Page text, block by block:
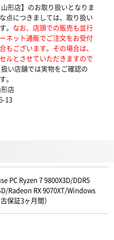
形店】のお取り扱いとなりま
点につきましては、取り扱い
。 なお、店頭での販売も並行
ネット通販でご注文をお受付
もございます。その場合は、
ルとさせていただきますので
い店舗では実物をご確認の
。
店
13
PC Ryzen 7 9800X3D/DDR5
Radeon RX 9070XT/Windows
保証3ヶ月間）